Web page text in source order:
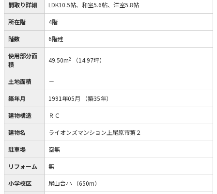
間取り詳細 LDK10.5帖、和室5.6帖、洋室5.8帖
所在階 4階
階数 6階建
使用部分面
積
49.50m2 （14.97坪）
土地面積 －
築年月 1991年05月 （築35年）
建物構造 ＲＣ
建物名 ライオンズマンション上尾原市第２
駐車場 空無
リフォーム 無
小学校区 尾山台小 （650m）